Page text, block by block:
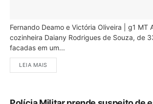
Fernando Deamo e Victória Oliveira | g1 MT
cozinheira Daiany Rodrigues de Souza, de
facadas em um...
LEIA MAIS